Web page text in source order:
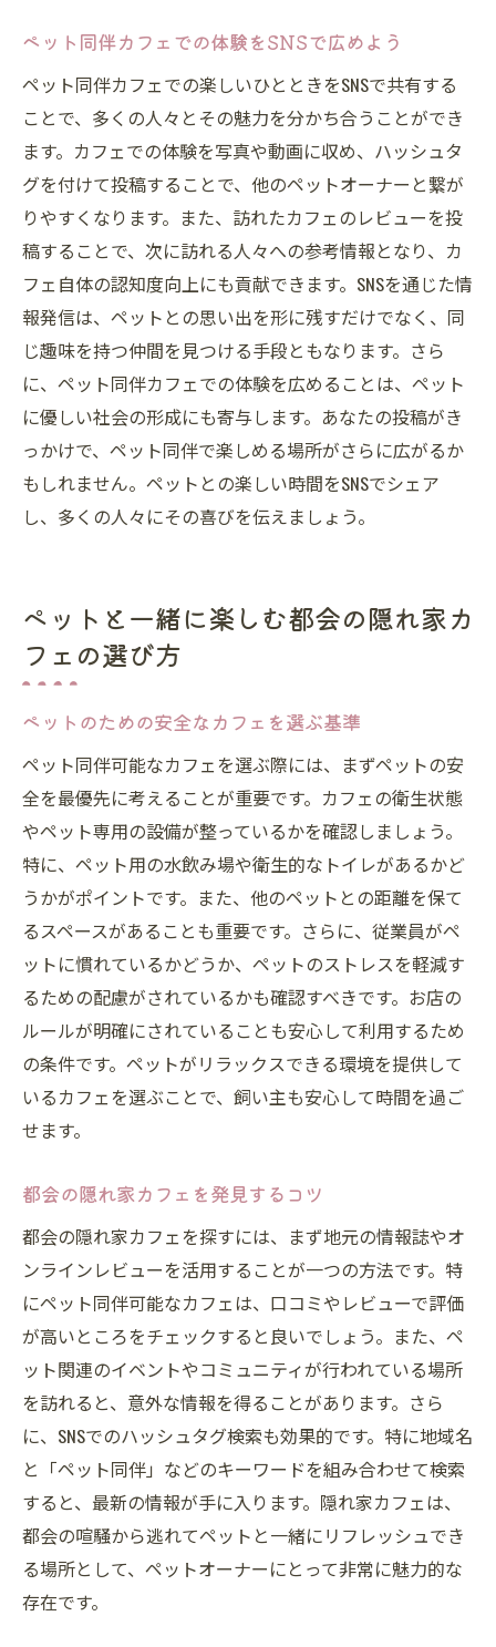
ペット同伴カフェでの体験をSNSで広めよう
ペット同伴カフェでの楽しいひとときをSNSで共有する
ことで、多くの人々とその魅力を分かち合うことができ
ます。カフェでの体験を写真や動画に収め、ハッシュタ
グを付けて投稿することで、他のペットオーナーと繋が
りやすくなります。また、訪れたカフェのレビューを投
稿することで、次に訪れる人々への参考情報となり、カ
フェ自体の認知度向上にも貢献できます。SNSを通じた情
報発信は、ペットとの思い出を形に残すだけでなく、同
じ趣味を持つ仲間を見つける手段ともなります。さら
に、ペット同伴カフェでの体験を広めることは、ペット
に優しい社会の形成にも寄与します。あなたの投稿がき
っかけで、ペット同伴で楽しめる場所がさらに広がるか
もしれません。ペットとの楽しい時間をSNSでシェア
し、多くの人々にその喜びを伝えましょう。
ペットと一緒に楽しむ都会の隠れ家カ
フェの選び方
ペットのための安全なカフェを選ぶ基準
ペット同伴可能なカフェを選ぶ際には、まずペットの安
全を最優先に考えることが重要です。カフェの衛生状態
やペット専用の設備が整っているかを確認しましょう。
特に、ペット用の水飲み場や衛生的なトイレがあるかど
うかがポイントです。また、他のペットとの距離を保て
るスペースがあることも重要です。さらに、従業員がペ
ットに慣れているかどうか、ペットのストレスを軽減す
るための配慮がされているかも確認すべきです。お店の
ルールが明確にされていることも安心して利用するため
の条件です。ペットがリラックスできる環境を提供して
いるカフェを選ぶことで、飼い主も安心して時間を過ご
せます。
都会の隠れ家カフェを発見するコツ
都会の隠れ家カフェを探すには、まず地元の情報誌やオ
ンラインレビューを活用することが一つの方法です。特
にペット同伴可能なカフェは、口コミやレビューで評価
が高いところをチェックすると良いでしょう。また、ペ
ット関連のイベントやコミュニティが行われている場所
を訪れると、意外な情報を得ることがあります。さら
に、SNSでのハッシュタグ検索も効果的です。特に地域名
と「ペット同伴」などのキーワードを組み合わせて検索
すると、最新の情報が手に入ります。隠れ家カフェは、
都会の喧騒から逃れてペットと一緒にリフレッシュでき
る場所として、ペットオーナーにとって非常に魅力的な
存在です。